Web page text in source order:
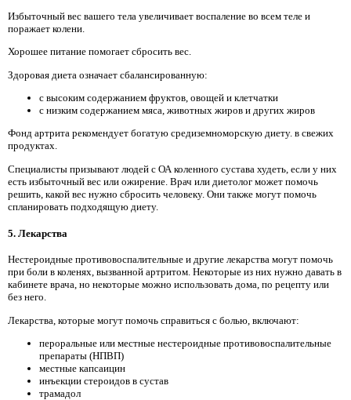
Избыточный вес вашего тела увеличивает воспаление во всем теле и
поражает колени.
Хорошее питание помогает сбросить вес.
Здоровая диета означает сбалансированную:
с высоким содержанием фруктов, овощей и клетчатки
с низким содержанием мяса, животных жиров и других жиров
Фонд артрита рекомендует богатую средиземноморскую диету. в свежих
продуктах.
Специалисты призывают людей с ОА коленного сустава худеть, если у них
есть избыточный вес или ожирение. Врач или диетолог может помочь
решить, какой вес нужно сбросить человеку. Они также могут помочь
спланировать подходящую диету.
5. Лекарства
Нестероидные противовоспалительные и другие лекарства могут помочь
при боли в коленях, вызванной артритом. Некоторые из них нужно давать в
кабинете врача, но некоторые можно использовать дома, по рецепту или
без него.
Лекарства, которые могут помочь справиться с болью, включают:
пероральные или местные нестероидные противовоспалительные
препараты (НПВП)
местные капсаицин
инъекции стероидов в сустав
трамадол